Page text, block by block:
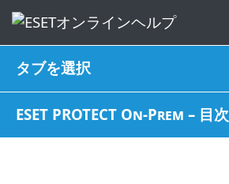
タブを選択
ESET PROTECT On-Prem – 目次